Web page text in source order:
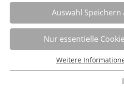
Achtsame Berührung – neueste
261402
Wann:
Mo.12.10.2026,
Schloss Liebenau
Status:
Anmeldung auf
Auswahl Speichern
Nur essentielle
Essentielle Cookies werden für
Weitere